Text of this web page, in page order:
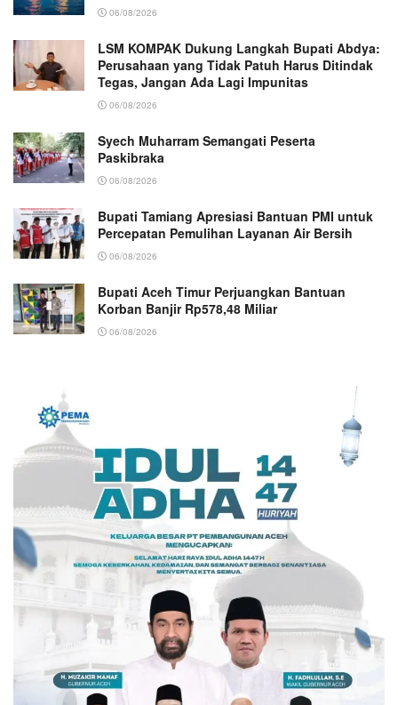
06/08/2026
LSM KOMPAK Dukung Langkah Bupati Abdya:
Perusahaan yang Tidak Patuh Harus Ditindak
Tegas, Jangan Ada Lagi Impunitas
06/08/2026
Syech Muharram Semangati Peserta
Paskibraka
06/08/2026
Bupati Tamiang Apresiasi Bantuan PMI untuk
Percepatan Pemulihan Layanan Air Bersih
06/08/2026
Bupati Aceh Timur Perjuangkan Bantuan
Korban Banjir Rp578,48 Miliar
06/08/2026